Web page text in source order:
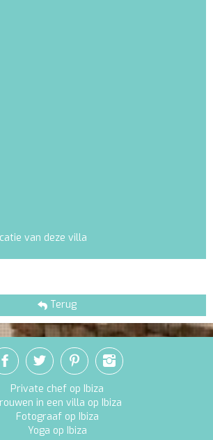
van deze villa
Terug
Private chef op Ibiza
in een villa op Ibiza
Fotograaf op Ibiza
Yoga op Ibiza